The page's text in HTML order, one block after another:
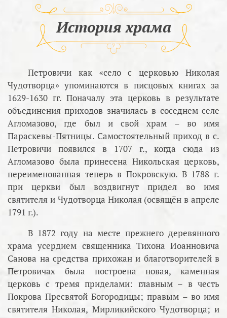
История храма
Петровичи как «село с церковью Николая
Чудотворца» упоминаются в писцовых книгах за
1629-1630 гг. Поначалу эта церковь в результате
объединения приходов значилась в соседнем селе
Агломазово, где был и свой храм – во имя
Параскевы-Пятницы. Самостоятельный приход в с.
Петровичи появился в 1707 г., когда сюда из
Агломазово была принесена Никольская церковь,
переименованная теперь в Покровскую. В 1788 г.
при церкви был воздвигнут придел во имя
святителя и Чудотворца Николая (освящён в апреле
1791 г.).
В 1872 году на месте прежнего деревянного
храма усердием священника Тихона Иоанновича
Санова на средства прихожан и благотворителей в
Петровичах была построена новая, каменная
церковь с тремя приделами: главным – в честь
Покрова Пресвятой Богородицы; правым – во имя
святителя Николая, Мирликийского Чудотворца; и